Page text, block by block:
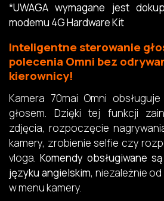
*UWAGA wymagane jest
modemu 4G Hardware Kit
Inteligentne sterowanie
polecenia Omni bez
kierownicy!
Kamera 70mai Omni
głosem. Dzięki tej funkcji
zdjęcia, rozpoczęcie
kamery, zrobienie selfie czy
vloga. Komendy obsługiwane
języku angielskim, niezależnie
w menu kamery.